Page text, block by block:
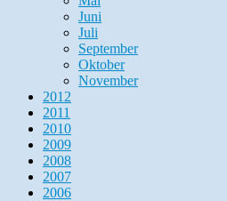
Juni
Juli
September
Oktober
November
2012
2011
2010
2009
2008
2007
2006